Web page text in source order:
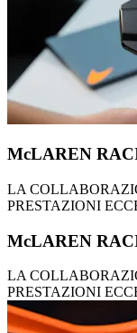
McLAREN
LA
PRESTAZIONI
McLAREN
LA
PRESTAZIONI